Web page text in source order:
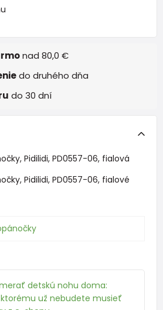
nad 80,0 €
do druhého dňa
do 30 dní
Pidilidi, PD0557-06, fialová
Pidilidi, PD0557-06, fialové
detskú nohu doma:
už nebudete musieť